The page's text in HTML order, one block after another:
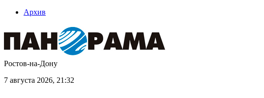
Архив
Ростов-на-Дону
7 августа 2026, 21:32